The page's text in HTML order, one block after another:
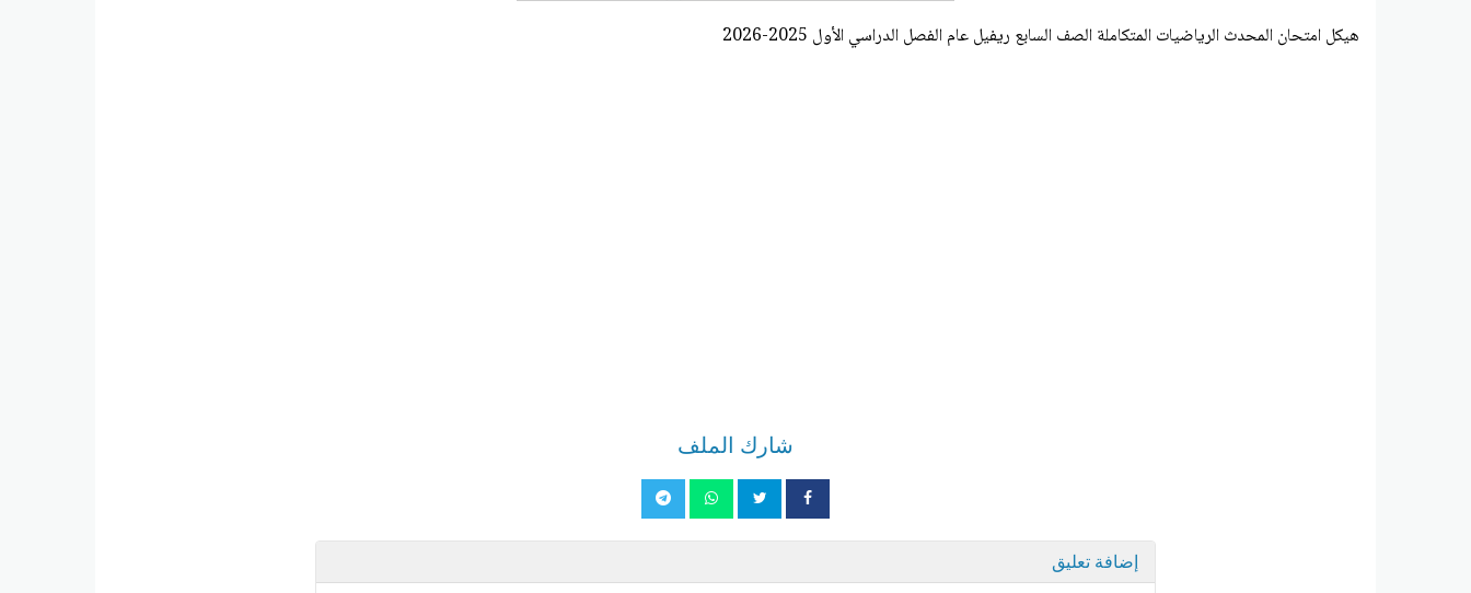
هيكل امتحان المحدث الرياضيات المتكاملة الصف السابع ريفيل عام الفصل الدراسي الأول 2025-2026
شارك الملف
إضافة تعليق